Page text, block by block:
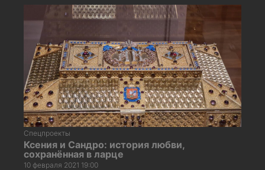
Спецпроекты
Ксения и Сандро: история любви,
сохранённая в ларце
10 февраля 2021 19:00